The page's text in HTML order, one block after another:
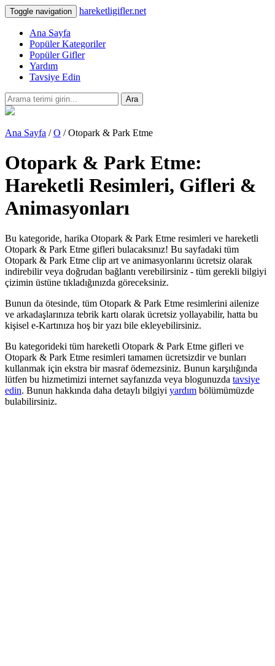
Toggle navigation hareketligifler.net
Ana Sayfa
Popüler Kategoriler
Popüler Gifler
Yardım
Tavsiye Edin
Ara
Ana Sayfa /O / Otopark & Park Etme
Otopark & Park Etme:
Hareketli Resimleri, Gifleri &
Animasyonları
Bu kategoride, harika Otopark & Park Etme resimleri ve hareketli
Otopark & Park Etme gifleri bulacaksınız! Bu sayfadaki tüm
Otopark & Park Etme clip art ve animasyonlarını ücretsiz olarak
indirebilir veya doğrudan bağlantı verebilirsiniz - tüm gerekli bilgiyi
çizimin üstüne tıkladığınızda göreceksiniz.
Bunun da ötesinde, tüm Otopark & Park Etme resimlerini ailenize
ve arkadaşlarınıza tebrik kartı olarak ücretsiz yollayabilir, hatta bu
kişisel e-Kartınıza hoş bir yazı bile ekleyebilirsiniz.
Bu kategorideki tüm hareketli Otopark & Park Etme gifleri ve
Otopark & Park Etme resimleri tamamen ücretsizdir ve bunları
kullanmak için ekstra bir masraf ödemezsiniz. Bunun karşılığında
lütfen bu hizmetimizi internet sayfanızda veya blogunuzda tavsiye
edin. Bunun hakkında daha detaylı bilgiyi yardım bölümümüzde
bulabilirsiniz.